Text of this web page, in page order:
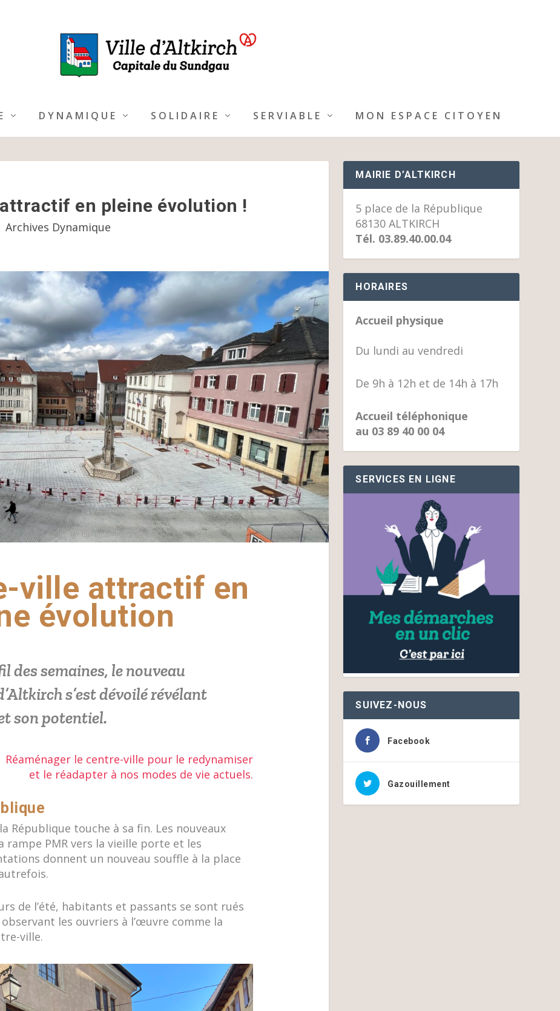
DYNAMIQUE SOLIDAIRE SERVIABLE MON ESPACE CITOYEN
en pleine évolution !
Archives Dynamique
ville attractif en
évolution
des semaines, le nouveau
s’est dévoilé révélant
son potentiel.
Réaménager le centre-ville pour le redynamiser
et le réadapter à nos modes de vie actuels.
République touche à sa fin. Les nouveaux
rampe PMR vers la vieille porte et les
donnent un nouveau souffle à la place
de l’été, habitants et passants se sont rués
les ouvriers à l’œuvre comme la
ville.
MAIRIE D’ALTKIRCH
5 place de la République
68130 ALTKIRCH
Tél. 03.89.40.00.04
HORAIRES
Accueil physique
Du lundi au vendredi
De 9h à 12h et de 14h à 17h
Accueil téléphonique
au 03 89 40 00 04
SERVICES EN LIGNE
SUIVEZ-NOUS
Facebook
Gazouillement